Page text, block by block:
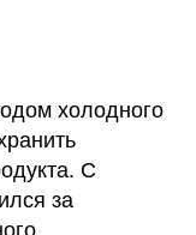
холодного
С
за